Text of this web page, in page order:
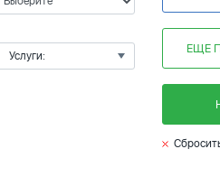
Услуги:
ЕЩЕ